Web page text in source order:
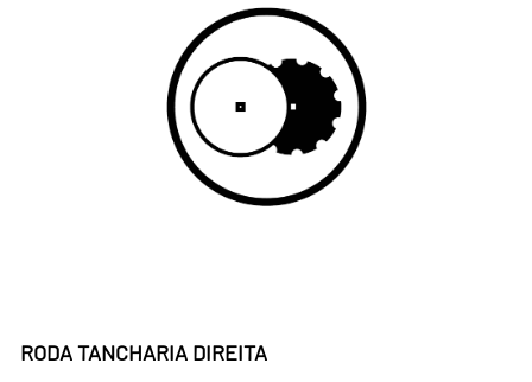
RODA TANCHARIA DIREITA